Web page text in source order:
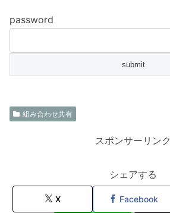
password
組み合わせ共有
スポンサーリンク
シェアする
X Facebook